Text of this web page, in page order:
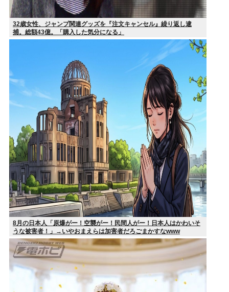
32歳女性、ジャンプ関連グッズを『注文キャンセル』繰り返し逮
捕。総額43億。「購入した気分になる」
8月の日本人「原爆がー！空襲がー！民間人がー！日本人はかわいそ
うな被害者！」→いやおまえらは加害者だろごまかすなwww